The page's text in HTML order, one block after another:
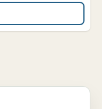
/ pædagogmedhjælper